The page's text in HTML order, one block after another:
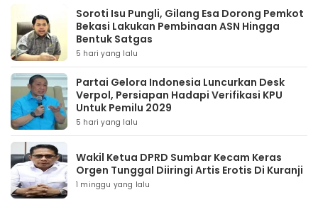
Soroti Isu Pungli, Gilang Esa Dorong Pemkot
Bekasi Lakukan Pembinaan ASN Hingga
Bentuk Satgas
5 hari yang lalu
Partai Gelora Indonesia Luncurkan Desk
Verpol, Persiapan Hadapi Verifikasi KPU
Untuk Pemilu 2029
5 hari yang lalu
Wakil Ketua DPRD Sumbar Kecam Keras
Orgen Tunggal Diiringi Artis Erotis Di Kuranji
1 minggu yang lalu